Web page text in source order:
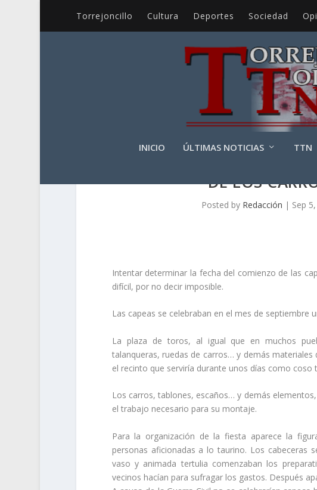
Torrejoncillo Cultura Deportes Sociedad
INICIO ÚLTIMAS NOTICIAS TTN
DE LOS
Posted by Redacción | Sep
Intentar determinar la fecha del comienzo de las
difícil, por no decir imposible.
Las capeas se celebraban en el mes de septiembre
La plaza de toros, al igual que en muchos
talanqueras, ruedas de carros… y demás
el recinto que serviría durante unos días como coso
Los carros, tablones, escaños… y demás
el trabajo necesario para su montaje.
Para la organización de la fiesta aparece la
personas aficionadas a lo taurino. Los cabeceras
vaso y animada tertulia comenzaban los
vecinos hacían para sufragar los gastos. Después